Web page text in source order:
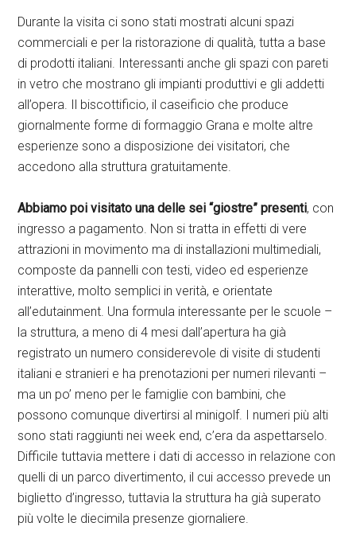
Durante la visita ci sono stati mostrati alcuni spazi
commerciali e per la ristorazione di qualità, tutta a base
di prodotti italiani. Interessanti anche gli spazi con pareti
in vetro che mostrano gli impianti produttivi e gli addetti
all’opera. Il biscottificio, il caseificio che produce
giornalmente forme di formaggio Grana e molte altre
esperienze sono a disposizione dei visitatori, che
accedono alla struttura gratuitamente.
Abbiamo poi visitato una delle sei “giostre” presenti, con
ingresso a pagamento. Non si tratta in effetti di vere
attrazioni in movimento ma di installazioni multimediali,
composte da pannelli con testi, video ed esperienze
interattive, molto semplici in verità, e orientate
all’edutainment. Una formula interessante per le scuole –
la struttura, a meno di 4 mesi dall’apertura ha già
registrato un numero considerevole di visite di studenti
italiani e stranieri e ha prenotazioni per numeri rilevanti –
ma un po’ meno per le famiglie con bambini, che
possono comunque divertirsi al minigolf. I numeri più alti
sono stati raggiunti nei week end, c’era da aspettarselo.
Difficile tuttavia mettere i dati di accesso in relazione con
quelli di un parco divertimento, il cui accesso prevede un
biglietto d’ingresso, tuttavia la struttura ha già superato
più volte le diecimila presenze giornaliere.